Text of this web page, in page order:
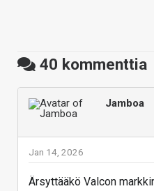
40 kommenttia
Jamboa
Jan 14, 2026
Ärsyttääkö Valcon